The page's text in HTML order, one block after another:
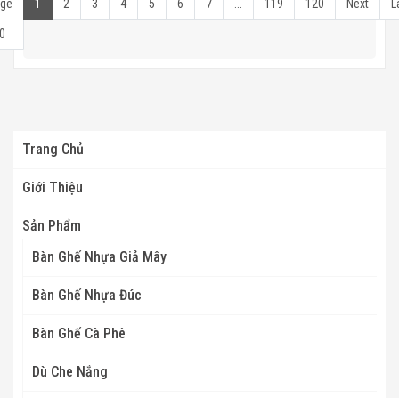
1 2 3 4 5 6 7 119 120 Next
Trang Chủ
Giới Thiệu
Sản Phẩm
Bàn Ghế Nhựa Giả Mây
Bàn Ghế Nhựa Đúc
Bàn Ghế Cà Phê
Dù Che Nắng